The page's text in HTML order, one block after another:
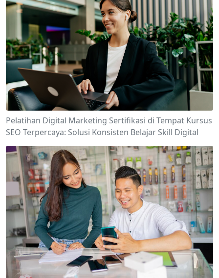
Pelatihan Digital Marketing Sertifikasi di Tempat Kursus
SEO Terpercaya: Solusi Konsisten Belajar Skill Digital